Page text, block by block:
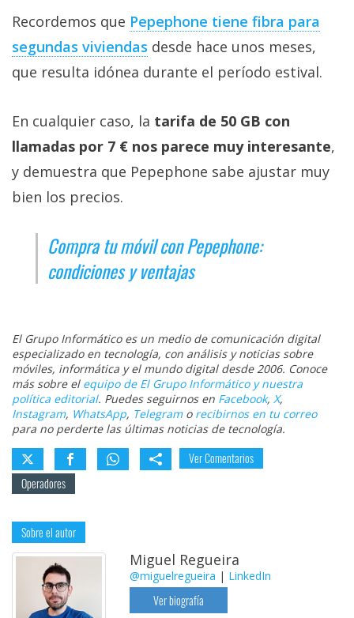
Recordemos que Pepephone tiene fibra para
segundas viviendas‎ desde hace unos meses,
que resulta idónea durante el período estival.
En cualquier caso, la tarifa de 50 GB con
llamadas por 7 € nos parece muy interesante,
y demuestra que Pepephone sabe ajustar muy
bien los precios.
Compra tu móvil con Pepephone:
condiciones y ventajas
El Grupo Informático es un medio de comunicación digital
especializado en tecnología, con análisis y noticias sobre
móviles, informática y el mundo digital desde 2006. Conoce
más sobre el equipo de El Grupo Informático y nuestra
política editorial. Puedes seguirnos en Facebook, X,
Instagram, WhatsApp, Telegramo recibirnos en tu correo
para no perderte las últimas noticias de tecnología.
Ver Comentarios
Operadores
Sobre el autor
Miguel Regueira
@miguelregueira | LinkedIn
Ver biografía